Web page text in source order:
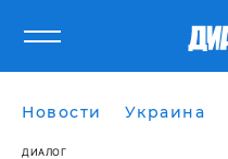
Новости Украина
ДИАЛОГ